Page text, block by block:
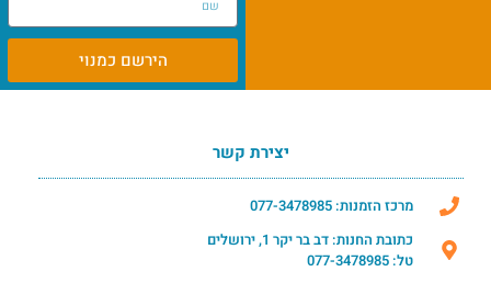
הירשם כמנוי
יצירת קשר
מרכז הזמנות: 077-3478985
כתובת החנות: דב בר יקר 1, ירושלים
טל: 077-3478985